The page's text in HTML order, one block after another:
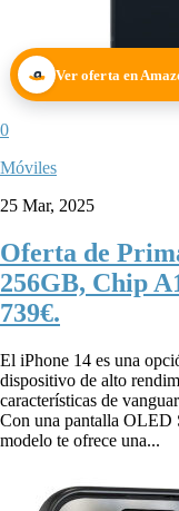
Ver oferta en
0
Móviles
25 Mar, 2025
Oferta de
256GB, Chip
739€.
El iPhone 14 es una
dispositivo de alto
características de
Con una pantalla OLED
modelo te ofrece una...